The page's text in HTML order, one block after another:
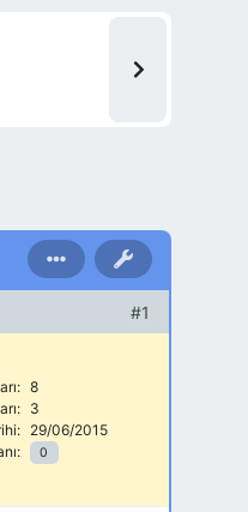
#1
8
3
29/06/2015
0